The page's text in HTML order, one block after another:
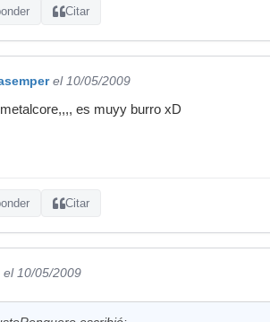
Citar
el 10/05/2009
es muyy burro xD
Citar
el 10/05/2009